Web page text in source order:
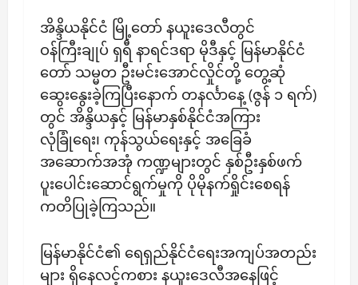
​အိန္ဒိယနိုင်ငံ မြို့တော် နယူးဒေလီတွင်
ဝန်ကြီးချုပ် ရှရီ နာရင်ဒရာ မိုဒီနှင့် မြန်မာနိုင်ငံ
တော် သမ္မတ ဦးမင်းအောင်လှိုင်တို့ တွေ့ဆုံ
ဆွေးနွေးခဲ့ကြပြီးနောက် တနင်္လာနေ့ (ဇွန် ၁ ရက်)
တွင် အိန္ဒိယနှင့် မြန်မာနှစ်နိုင်ငံအကြား
လုံခြုံရေး၊ ကုန်သွယ်ရေးနှင့် အခြေခံ
အဆောက်အအုံ ကဏ္ဍများတွင် နှစ်ဦးနှစ်ဖက်
ပူးပေါင်းဆောင်ရွက်မှုကို ပိုမိုနက်ရှိုင်းစေရန်
ကတိပြုခဲ့ကြသည်။
မြန်မာနိုင်ငံ၏ ရေရှည်နိုင်ငံရေးအကျပ်အတည်း
များ ရှိနေလင့်ကစား နယူးဒေလီအနေဖြင့်